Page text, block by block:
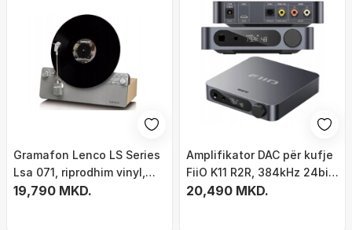
Gramafon Lenco LS Series
Lsa 071, riprodhim vinyl,
argjend dhe dru
19,790 MKD.
Amplifikator DAC për kufje
FiiO K11 R2R, 384kHz 24bit,
DSD256, titani
20,490 MKD.